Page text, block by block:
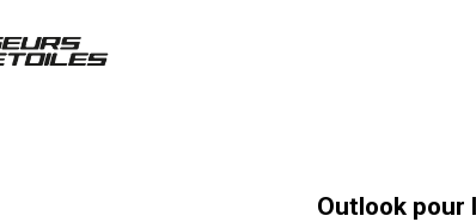
Outlook pour